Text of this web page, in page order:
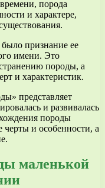
порода
и характере,
признание ее
имени. Это
породы, а
и характеристик.
представляет
и развивалась
породы
черты и особенности, а
маленькой